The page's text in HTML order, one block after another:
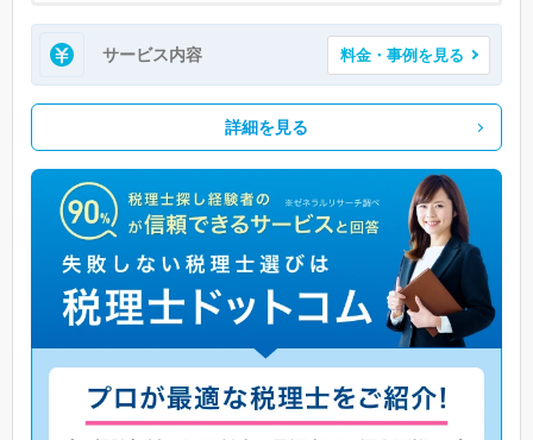
サービス内容 料金・事例を見る
詳細を見る